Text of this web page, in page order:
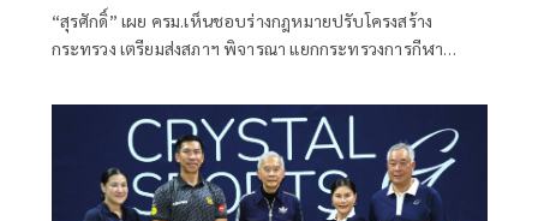
“สุรศักดิ์” เผย ครม.เห็นชอบร่างกฎหมายปรับโครงสร้าง
กระทรวง เตรียมส่งสภาฯ พิจารณา แยกกระทรวงการกีฬา